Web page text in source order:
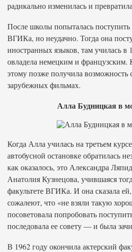
радикально изменилась и
После школы попыталась поступить
ВГИКа, но неудачно. Тогда она
иностранных языков, там училась в
овладела немецким и французским.
этому позже получила возможность
зарубежных фильмах.
Алла Будницкая в
Когда Алла училась на третьем
автобусной остановке обратилась
как оказалось, это Александра
Анатолия Кузнецова, учившаяся
факультете ВГИКа. И она сказала
сожалеют, что «не взяли такую
посоветовала попробовать
последовала ее совету — и была
В 1962 году окончила актерский